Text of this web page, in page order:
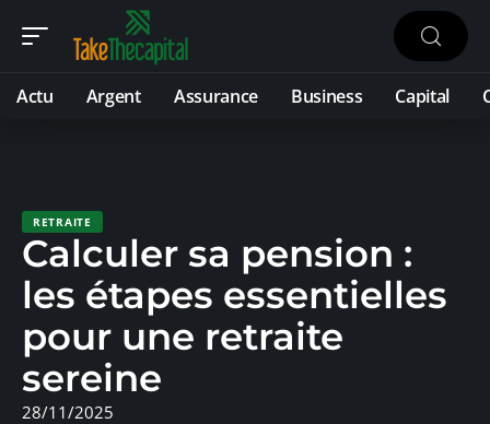
Actu Argent Assurance Business Capital
RETRAITE
Calculer sa pension :
les étapes essentielles
pour une retraite
sereine
28/11/2025